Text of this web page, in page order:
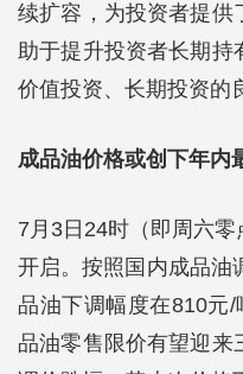
续扩容，为投资者提供
助于提升投资者长期持
价值投资、长期投资的
成品油价格或创下年内
7月3日24时（即周六
开启。按照国内成品油
品油下调幅度在810元
品油零售限价有望迎来